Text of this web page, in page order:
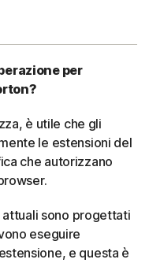
per
è utile che gli
le estensioni del
che autorizzano
sono progettati
eseguire
e questa è